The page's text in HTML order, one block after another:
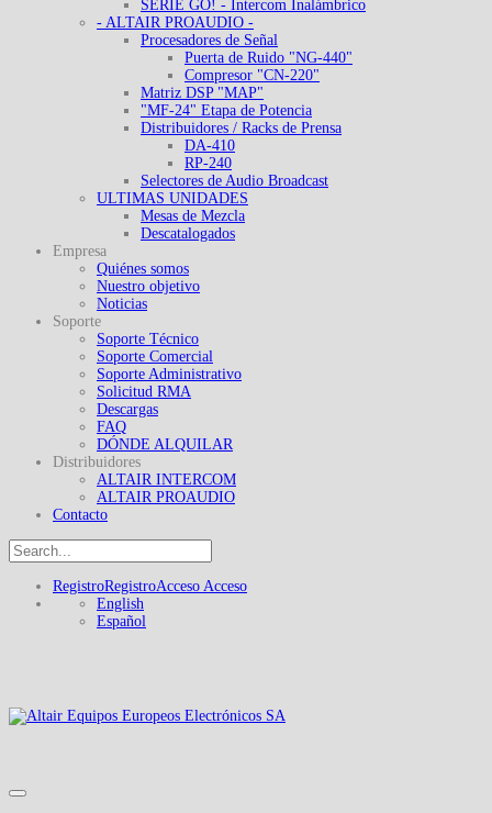
SERIE GO! - Intercom Inalámbrico
- ALTAIR PROAUDIO -
Procesadores de Señal
Puerta de Ruido "NG-440"
Compresor "CN-220"
Matriz DSP "MAP"
"MF-24" Etapa de Potencia
Distribuidores / Racks de Prensa
DA-410
RP-240
Selectores de Audio Broadcast
ULTIMAS UNIDADES
Mesas de Mezcla
Descatalogados
Empresa
Quiénes somos
Nuestro objetivo
Noticias
Soporte
Soporte Técnico
Soporte Comercial
Soporte Administrativo
Solicitud RMA
Descargas
FAQ
DÓNDE ALQUILAR
Distribuidores
ALTAIR INTERCOM
ALTAIR PROAUDIO
Contacto
RegistroRegistroAcceso Acceso
English
Español